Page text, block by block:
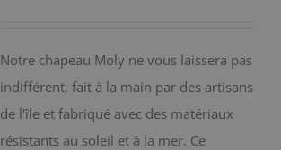
Notre chapeau Moly ne vous laissera pas
indifférent, fait à la main par des artisans
de l'île et fabriqué avec des matériaux
résistants au soleil et à la mer. Ce